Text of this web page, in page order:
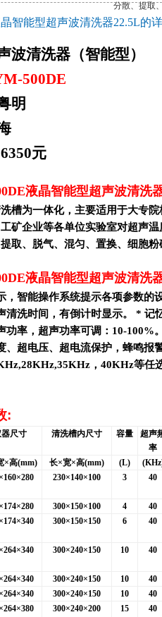
分散、提取
智能型超声波清洗器22.5L的
清洗器（智能型）
500DE
明
元
液晶智能型超声波清洗
槽为一体化，主要适用于大专
矿企业等各单位实验室对超声
取、脱气、混匀、置换、细胞粉
液晶智能型超声波清洗
，智能操作系统提示各项参数的
清洗时间，有倒计时显示。 * 记
功率，超声功率可调：10-100%
、超电压、超电流保护，蜂鸣报
，40KHz等任
:
尺寸 清洗槽内尺寸 容量
超声
率
×高(mm)
长×宽×高(mm) (L)
×160×280 230×140×100 3 40
×174×280 300×150×100 4 40
×174×340 300×150×150 6 40
×264×340 300×240×150 10 40
×264×340 300×240×150 10 40
×264×340 300×240×150 10 40
×264×380 300×240×200 15 40